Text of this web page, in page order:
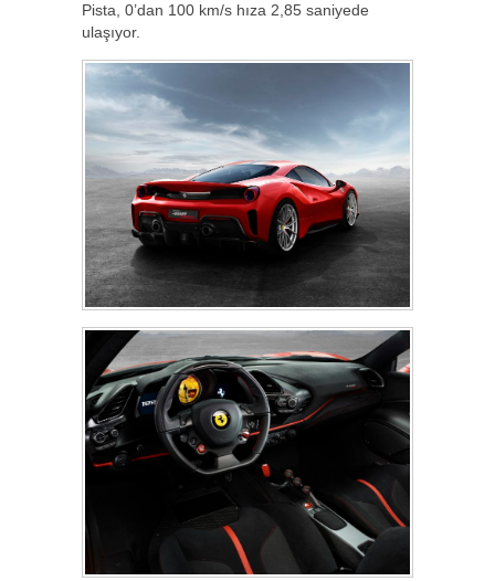
Pista, 0’dan 100 km/s hıza 2,85 saniyede
ulaşıyor.